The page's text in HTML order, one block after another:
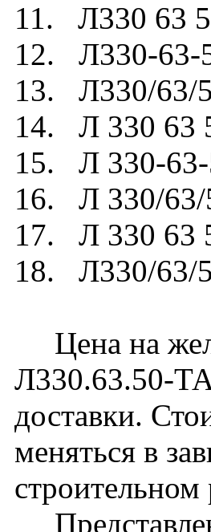
11. Л330 63
12. Л330-
13. Л330/63/
14. Л 330 63
15. Л 330-
16. Л 330/
17. Л 330 63
18. Л330/63/
Цена на
Л330.63.50-
доставки.
меняться в
строительном